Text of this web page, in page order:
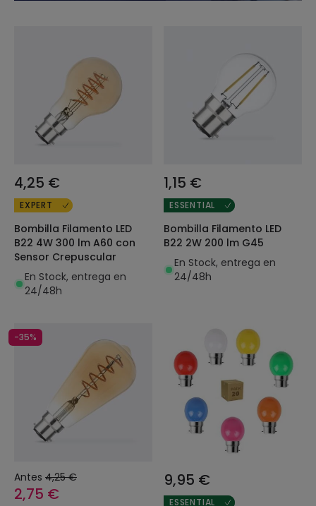
4,25 €
EXPERT
Bombilla Filamento LED
B22 4W 300 lm A60 con
Sensor Crepuscular
En Stock, entrega en
24/48h
1,15 €
ESSENTIAL
Bombilla Filamento LED
B22 2W 200 lm G45
En Stock, entrega en
24/48h
-35%
Antes 4,25 €
2,75 €
9,95 €
ESSENTIAL